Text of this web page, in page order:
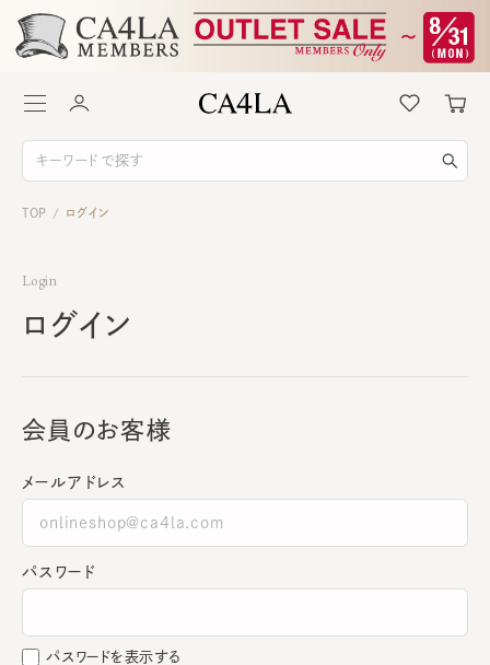
TOP / ログイン
Login
ログイン
会員のお客様
メールアドレス
パスワード
パスワードを表示する